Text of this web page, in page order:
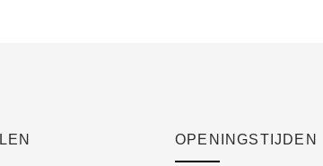
OPENINGSTIJDEN